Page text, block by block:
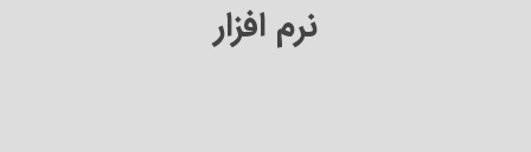
نرم افزار